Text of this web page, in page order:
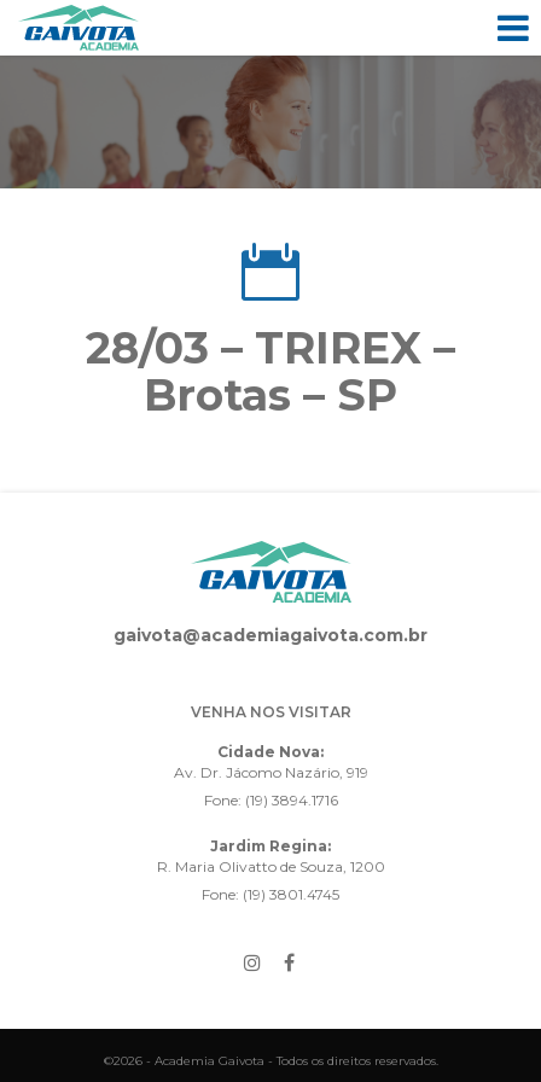
28/03 – TRIREX –
Brotas – SP
gaivota@academiagaivota.com.br
VENHA NOS VISITAR
Cidade Nova:
Av. Dr. Jácomo Nazário, 919
Fone: (19) 3894.1716
Jardim Regina:
R. Maria Olivatto de Souza, 1200
Fone: (19) 3801.4745
©2026 - Academia Gaivota - Todos os direitos reservados.